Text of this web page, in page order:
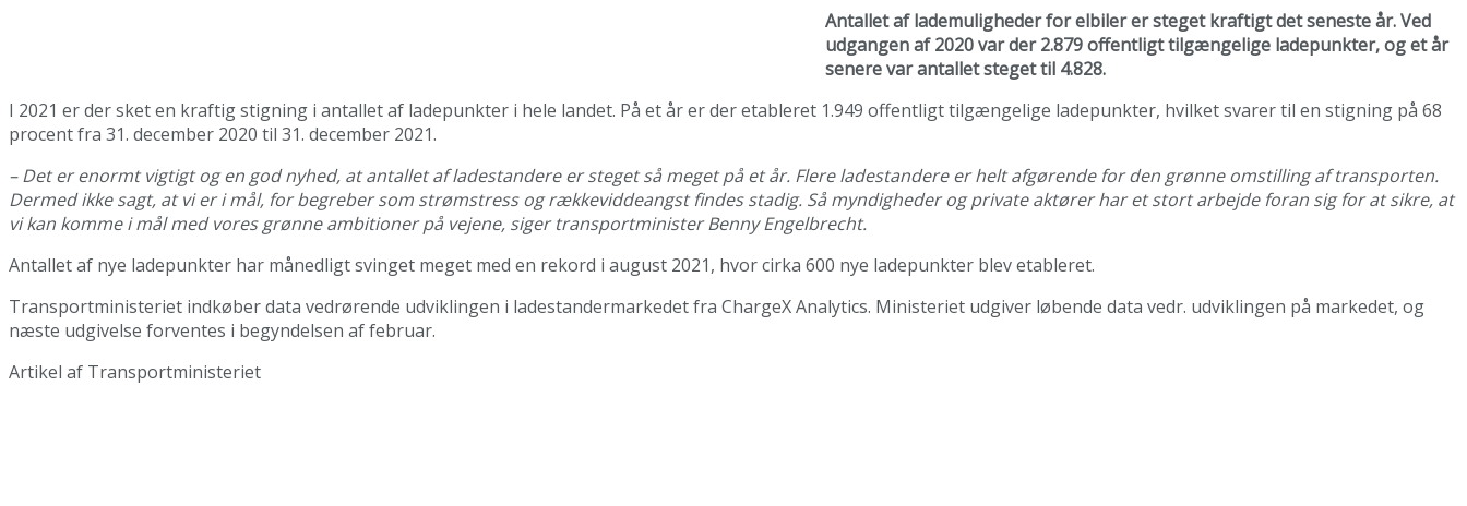
Antallet af lademuligheder for elbiler er steget kraftigt det seneste år. Ved
udgangen af 2020 var der 2.879 offentligt tilgængelige ladepunkter, og et år
senere var antallet steget til 4.828.
I 2021 er der sket en kraftig stigning i antallet af ladepunkter i hele landet. På et år er der etableret 1.949 offentligt tilgængelige ladepunkter, hvilket svarer til en stigning på 68
procent fra 31. december 2020 til 31. december 2021.
– Det er enormt vigtigt og en god nyhed, at antallet af ladestandere er steget så meget på et år. Flere ladestandere er helt afgørende for den grønne omstilling af transporten.
Dermed ikke sagt, at vi er i mål, for begreber som strømstress og rækkeviddeangst findes stadig. Så myndigheder og private aktører har et stort arbejde foran sig for at sikre, at
vi kan komme i mål med vores grønne ambitioner på vejene, siger transportminister Benny Engelbrecht.
Antallet af nye ladepunkter har månedligt svinget meget med en rekord i august 2021, hvor cirka 600 nye ladepunkter blev etableret.
Transportministeriet indkøber data vedrørende udviklingen i ladestandermarkedet fra ChargeX Analytics. Ministeriet udgiver løbende data vedr. udviklingen på markedet, og
næste udgivelse forventes i begyndelsen af februar.
Artikel af Transportministeriet